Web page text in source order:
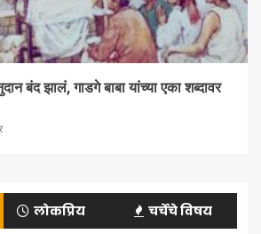
बंद झालं, गाडगे बाबा यांच्या एका शब्दावर
लोकप्रिय चर्चेचे विषय